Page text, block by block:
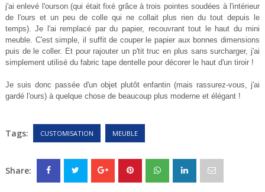
j'ai enlevé l'ourson (qui était fixé grâce à trois pointes soudées à l'intérieur
de l'ours et un peu de colle qui ne collait plus rien du tout depuis le
temps). Je l'ai remplacé par du papier, recouvrant tout le haut du mini
meuble. C'est simple, il suffit de couper le papier aux bonnes dimensions
puis de le coller. Et pour rajouter un p'tit truc en plus sans surcharger, j'ai
simplement utilisé du fabric tape dentelle pour décorer le haut d'un tiroir !
Je suis donc passée d'un objet plutôt enfantin (mais rassurez-vous, j'ai
gardé l'ours) à quelque chose de beaucoup plus moderne et élégant !
Tags: CUSTOMISATION MEUBLE
Share: